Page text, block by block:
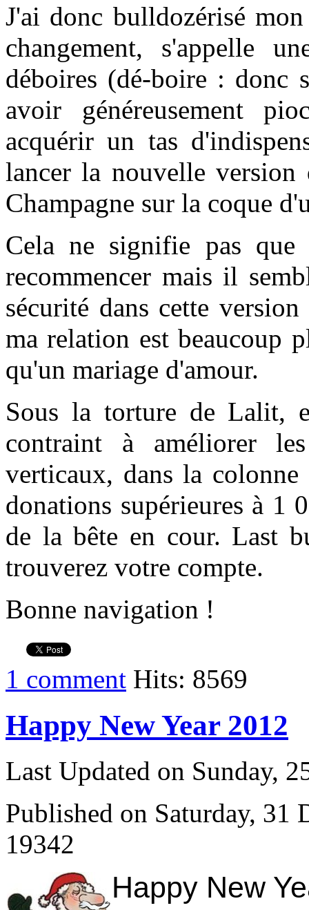
J'ai donc bulldozérisé
changement, s'appelle
déboires (dé-boire : donc
avoir généreusement
acquérir un tas
lancer la nouvelle
Champagne sur la coque
Cela ne signifie pas que
recommencer mais il
sécurité dans cette
ma relation est beaucoup
qu'un mariage d'amour.
Sous la torture de Lalit,
contraint à améliorer
verticaux, dans la colonne
donations supérieures à 1
de la bête en cour. Last
trouverez votre compte.
Bonne navigation !
1 comment Hits: 8569
Happy New Year 2012
Last Updated on Sunday,
Published on Saturday, 31
19342
Happy New